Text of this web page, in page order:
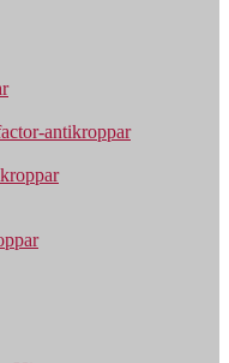
antikroppar